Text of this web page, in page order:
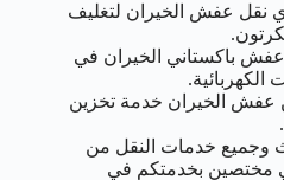
نقل عفش الخيران لتغليف
باكستاني الخيران في
الكهربائية.
عفش الخيران خدمة تخزين
وجميع خدمات النقل من
مختصين بخدمتكم في